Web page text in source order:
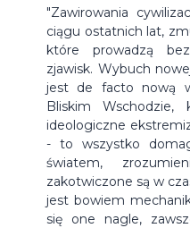
"Zawirowania
ciągu ostatnich lat,
które prowadzą
zjawisk. Wybuch
jest de facto nową
Bliskim Wschodzie,
ideologiczne
- to wszystko
światem,
zakotwiczone są w
jest bowiem
się one nagle,